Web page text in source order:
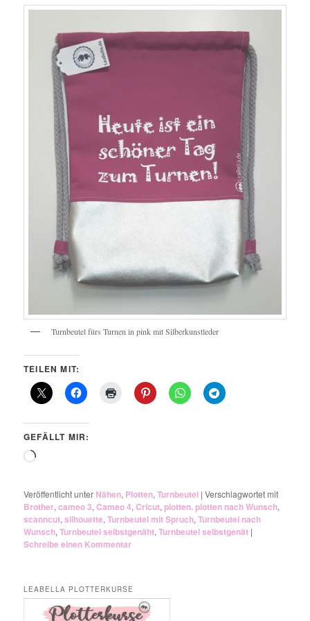
Turnbeutel fürs Turnen in pink mit Silberkunstleder
TEILEN MIT:
GEFÄLLT MIR:
Wird
Veröffentlicht unter Nähen, Plotten,Turnbeutel |Verschlagwortet mit
Brother,cameo 3,Cameo 4,Cricut,plotten. plotten nach Wunsch,
scanncut,silhouette,Turnbeutel mit Spruch,Turnbeutel nach
Wunsch,Turnbeutel selbstgenäht,Turnbeutel selbstgenät |
Schreibe einen Kommentar
LEABELLA PLOTTERKURSE